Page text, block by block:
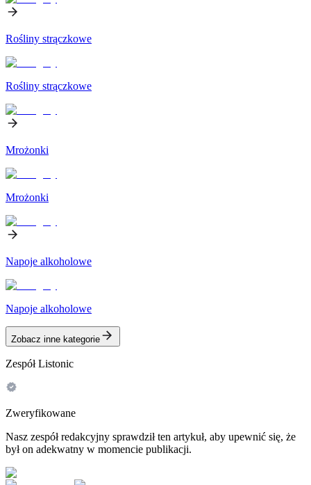
Rośliny strączkowe
Rośliny strączkowe
Mrożonki
Mrożonki
Napoje alkoholowe
Napoje alkoholowe
Zobacz inne kategorie
Zespół Listonic
Zweryfikowane
Nasz zespół redakcyjny sprawdził ten artykuł, aby upewnić się, że
był on adekwatny w momencie publikacji.